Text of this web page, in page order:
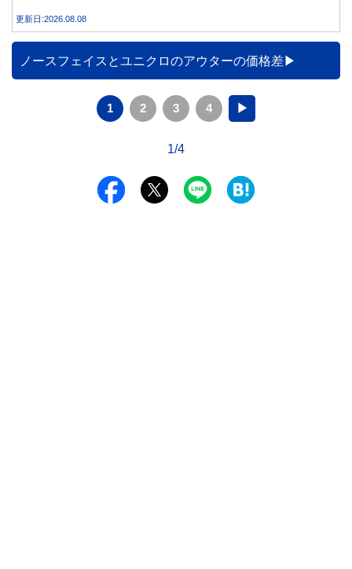
更新日:2026.08.08
ノースフェイスとユニクロのアウターの価格差
1 2 3 4 ▶
1/4